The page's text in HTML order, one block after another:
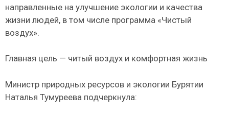
направленные на улучшение экологии и качества
жизни людей, в том числе программа «Чистый
воздух».
Главная цель — читый воздух и комфортная жизнь
Министр природных ресурсов и экологии Бурятии
Наталья Тумуреева подчеркнула: